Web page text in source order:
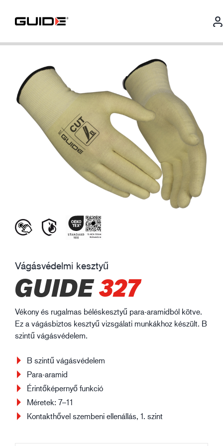
Vágásvédelmi kesztyű
GUIDE327
Vékony és rugalmas béléskesztyű para-aramidból kötve.
Ez a vágásbiztos kesztyű vizsgálati munkákhoz készült. B
szintű vágásvédelem.
B szintű vágásvédelem
Para-aramid
Érintőképernyő funkció
Méretek: 7–11
Kontakthővel szembeni ellenállás, 1. szint